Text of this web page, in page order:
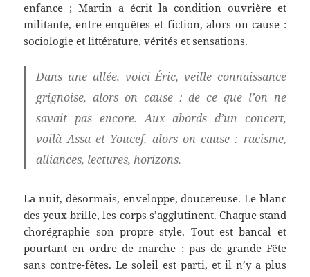
enfance ; Martin a écrit la condition ouvrière et
militante, entre enquêtes et fiction, alors on cause :
sociologie et littérature, vérités et sensations.
Dans une allée, voici Éric, veille connaissance
grignoise, alors on cause : de ce que l’on ne
savait pas encore. Aux abords d’un concert,
voilà Assa et Youcef, alors on cause : racisme,
alliances, lectures, horizons.
La nuit, désormais, enveloppe, doucereuse. Le blanc
des yeux brille, les corps s’agglutinent. Chaque stand
chorégraphie son propre style. Tout est bancal et
pourtant en ordre de marche : pas de grande Fête
sans contre-fêtes. Le soleil est parti, et il n’y a plus